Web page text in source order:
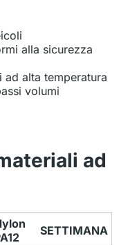
alla sicurezza
alta temperatura
volumi
ad
SETTIMANA